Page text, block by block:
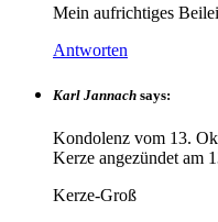
Mein aufrichtiges
Antworten
Karl Jannach says:
Kondolenz vom 13.
Kerze angezündet am
Kerze-Groß